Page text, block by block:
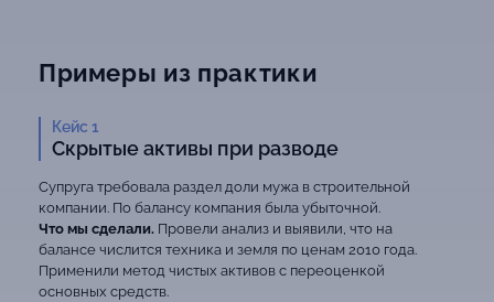
Примеры из практики
Кейс 1
Скрытые активы при разводе
Супруга требовала раздел доли мужа в строительной
компании. По балансу компания была убыточной.
Что мы сделали.Провели анализ и выявили, что на
балансе числится техника и земля по ценам 2010 года.
Применили метод чистых активов с переоценкой
основных средств.